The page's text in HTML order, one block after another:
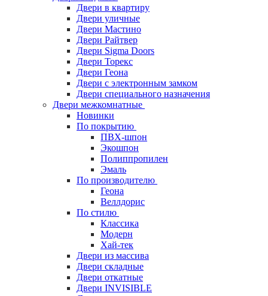
Двери в квартиру
Двери уличные
Двери Мастино
Двери Райтвер
Двери Sigma Doors
Двери Торекс
Двери Геона
Двери с электронным замком
Двери специального назначения
Двери межкомнатные
Новинки
По покрытию
ПВХ-шпон
Экошпон
Полиппропилен
Эмаль
По производителю
Геона
Веллдорис
По стилю
Классика
Модерн
Хай-тек
Двери из массива
Двери складные
Двери откатные
Двери INVISIBLE